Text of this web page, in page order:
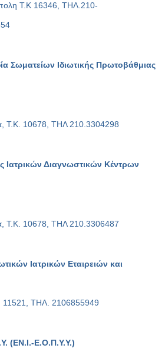
Τ.Κ 16346, ΤΗΛ.210-
Σωματείων Ιδιωτικής Πρωτοβάθμιας
Τ.Κ. 10678, ΤΗΛ 210.3304298
Ιατρικών Διαγνωστικών Κέντρων
Τ.Κ. 10678, ΤΗΛ 210.3306487
Ιατρικών Εταιρειών και
11521, ΤΗΛ. 2106855949
(ΕΝ.Ι.-Ε.Ο.Π.Υ.Υ.)